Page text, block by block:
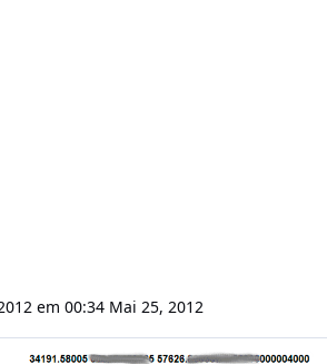
em 00:34 Mai 25, 2012
Modulo Boletonew!